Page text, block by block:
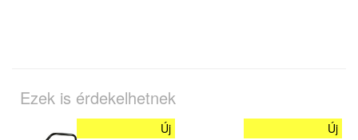
Ezek is érdekelhetnek
Új Új